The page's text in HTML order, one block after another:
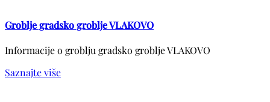
Groblje gradsko groblje VLAKOVO
Informacije o groblju gradsko groblje VLAKOVO
Saznajte više